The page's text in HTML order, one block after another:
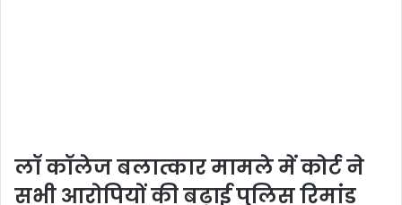
लॉ कॉलेज बलात्कार मामले में कोर्ट ने
सभी आरोपियों की बढ़ाई पुलिस रिमांड